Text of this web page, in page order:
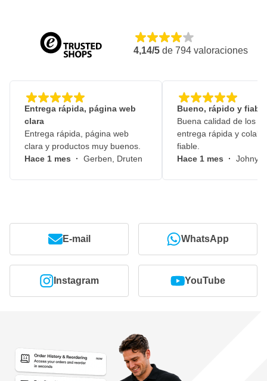
4,14/5 de 794 valoraciones
Entrega rápida, página web
clara
Entrega rápida, página web
clara y productos muy buenos.
Hace 1 mes · Gerben, Druten
Bueno, rápido y fiable
Buena calidad de los
entrega rápida y
fiable.
Hace 1 mes · Johny,
E-mail WhatsApp
Instagram YouTube